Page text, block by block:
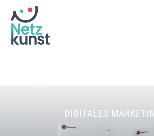
Inhalt
springen
DIGI­TA­LES